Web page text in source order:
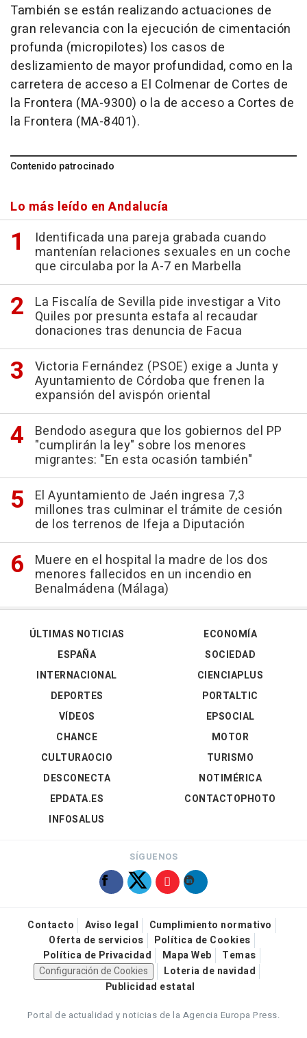
También se están realizando actuaciones de
gran relevancia con la ejecución de cimentación
profunda (micropilotes) los casos de
deslizamiento de mayor profundidad, como en la
carretera de acceso a El Colmenar de Cortes de
la Frontera (MA-9300) o la de acceso a Cortes de
la Frontera (MA-8401).
Contenido patrocinado
Lo más leído en Andalucía
Identificada una pareja grabada cuando
mantenían relaciones sexuales en un coche
que circulaba por la A-7 en Marbella
La Fiscalía de Sevilla pide investigar a Vito
Quiles por presunta estafa al recaudar
donaciones tras denuncia de Facua
Victoria Fernández (PSOE) exige a Junta y
Ayuntamiento de Córdoba que frenen la
expansión del avispón oriental
Bendodo asegura que los gobiernos del PP
"cumplirán la ley" sobre los menores
migrantes: "En esta ocasión también"
El Ayuntamiento de Jaén ingresa 7,3
millones tras culminar el trámite de cesión
de los terrenos de Ifeja a Diputación
Muere en el hospital la madre de los dos
menores fallecidos en un incendio en
Benalmádena (Málaga)
ÚLTIMAS NOTICIAS
ESPAÑA
INTERNACIONAL
DEPORTES
VÍDEOS
ECONOMÍA
SOCIEDAD
CIENCIAPLUS
PORTALTIC
EPSOCIAL
CHANCE
CULTURAOCIO
DESCONECTA
EPDATA.ES
INFOSALUS
MOTOR
TURISMO
NOTIMÉRICA
CONTACTOPHOTO
SÍGUENOS
Contacto Aviso legal
Cumplimiento normativo
Oferta de servicios
Política de Cookies
Política de Privacidad
Mapa Web
Temas
Configuración de Cookies
Loteria de navidad
Publicidad estatal
Portal de actualidad y noticias de la Agencia Europa Press.